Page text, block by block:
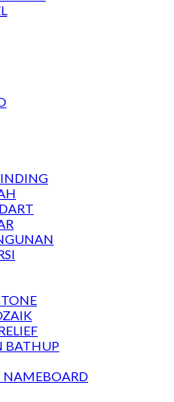
BATHUP
NAMEBOARD